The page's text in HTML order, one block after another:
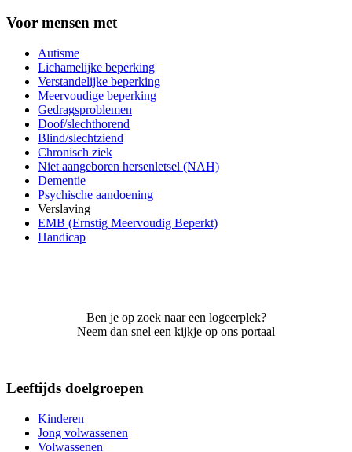
Voor mensen met
Autisme
Lichamelijke beperking
Verstandelijke beperking
Meervoudige beperking
Gedragsproblemen
Doof/slechthorend
Blind/slechtziend
Chronisch ziek
Niet aangeboren hersenletsel (NAH)
Dementie
Psychische aandoening
Verslaving
EMB (Ernstig Meervoudig Beperkt)
Handicap
Ben je op zoek naar een logeerplek?
Neem dan snel een kijkje op ons portaal
Leeftijds doelgroepen
Kinderen
Jong volwassenen
Volwassenen